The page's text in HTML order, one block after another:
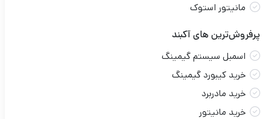
مانیتور استوک
پرفروش‌ترین های آکبند
اسمبل سیستم گیمینگ
خرید کیبورد گیمینگ
خرید مادربرد
خرید مانیتور